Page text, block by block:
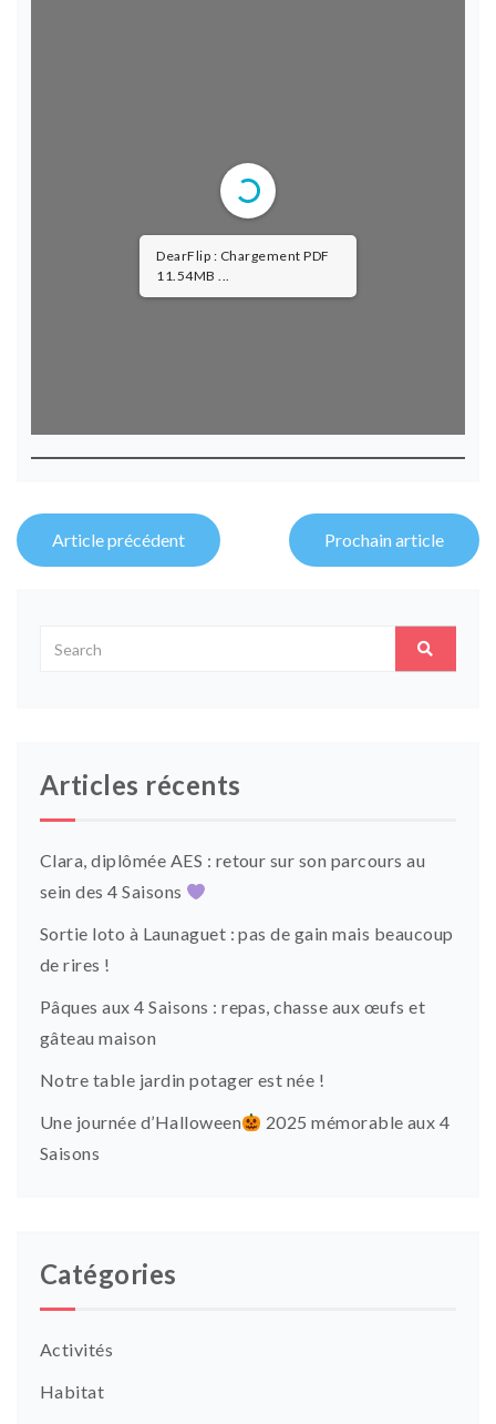
DearFlip : Chargement PDF
38.02MB ...
Post
navigation
Article précédent Prochain article
Articles récents
Clara, diplômée AES : retour sur son parcours au
sein des 4 Saisons
Sortie loto à Launaguet : pas de gain mais beaucoup
de rires !
Pâques aux 4 Saisons : repas, chasse aux œufs et
gâteau maison
Notre table jardin potager est née !
Une journée d’Halloween
2025 mémorable aux 4
Saisons
Catégories
Activités
Habitat